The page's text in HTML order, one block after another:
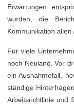
Erwartungen
wurden, die
Kommunikation allen
Für viele
noch Neuland. Vor
ein Ausnahmefall,
ständige
Arbeitsrichtlinie und